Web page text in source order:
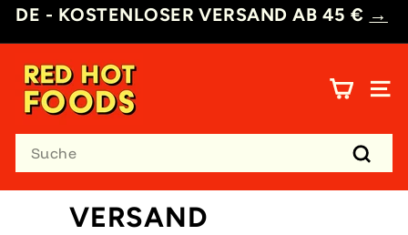
Direkt
DE - KOSTENLOSER VERSAND AB 45 € →
R
E
D
H
O
T
F
Search
Suche
VERSAND